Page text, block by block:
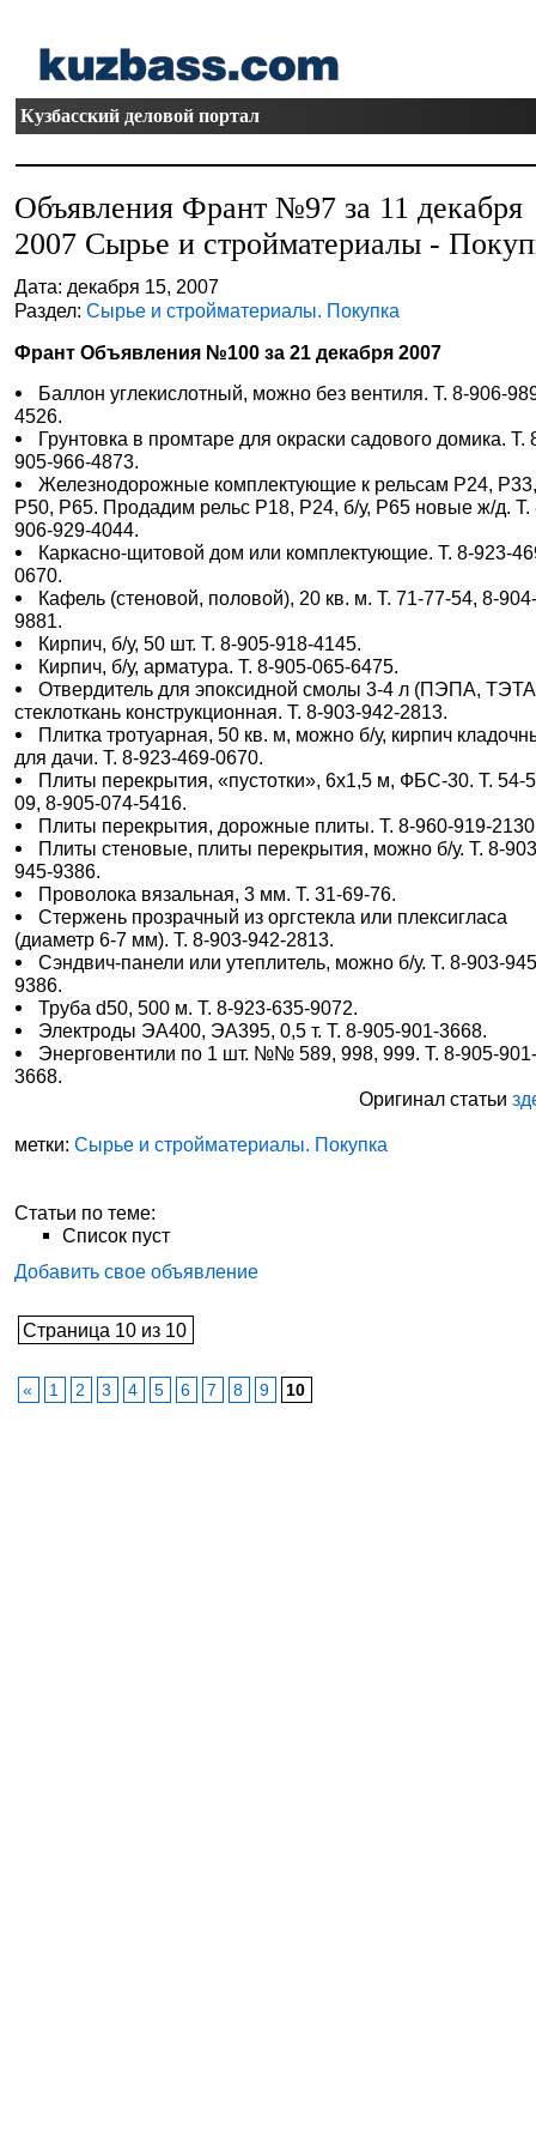
Кузбасский деловой портал
Объявления Франт №97 за 11 декабря
2007 Сырье и стройматериалы -
Дата: декабря 15, 2007
Раздел:Сырье и стройматериалы. Покупка
Франт Объявления №100 за 21 декабря 2007
Баллон углекислотный, можно без вентиля. Т. 8-906-
4526.
Грунтовка в промтаре для окраски садового домика. Т.
905-966-4873.
Железнодорожные комплектующие к рельсам Р24,
Р50, Р65. Продадим рельс Р18, Р24, б/у, Р65 новые ж/д. Т.
906-929-4044.
Каркасно-щитовой дом или комплектующие. Т. 8-923-
0670.
Кафель (стеновой, половой), 20 кв. м. Т. 71-77-54, 8-
9881.
Кирпич, б/у, 50 шт. Т. 8-905-918-4145.
Кирпич, б/у, арматура. Т. 8-905-065-6475.
Отвердитель для эпоксидной смолы 3-4 л (ПЭПА,
стеклоткань конструкционная. Т. 8-903-942-2813.
Плитка тротуарная, 50 кв. м, можно б/у, кирпич
для дачи. Т. 8-923-469-0670.
Плиты перекрытия, «пустотки», 6х1,5 м, ФБС-30. Т. 54-
09, 8-905-074-5416.
Плиты перекрытия, дорожные плиты. Т. 8-960-919-
Плиты стеновые, плиты перекрытия, можно б/у. Т. 8-
945-9386.
Проволока вязальная, 3 мм. Т. 31-69-76.
Стержень прозрачный из оргстекла или плексигласа
(диаметр 6-7 мм). Т. 8-903-942-2813.
Сэндвич-панели или утеплитель, можно б/у. Т. 8-903-
9386.
Труба d50, 500 м. Т. 8-923-635-9072.
Электроды ЭА400, ЭА395, 0,5 т. Т. 8-905-901-3668.
Энерговентили по 1 шт. №№ 589, 998, 999. Т. 8-905-
3668.
Оригинал статьи
метки:Сырье и стройматериалы. Покупка
Статьи по теме:
Список пуст
Добавить свое объявление
Страница 10 из 10
« 1 2 3 4 5 6 7 8 9 10